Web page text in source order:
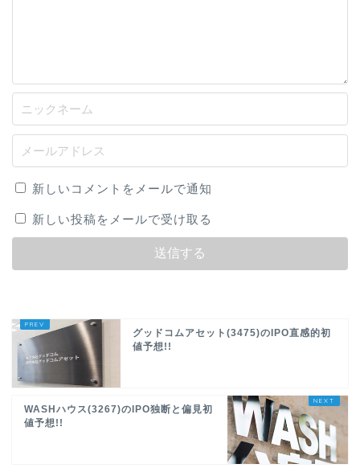
新しいコメントをメールで通知
新しい投稿をメールで受け取る
グッドコムアセット(3475)のIPO直感的初
値予想!!
WASHハウス(3267)のIPO独断と偏見初
値予想!!